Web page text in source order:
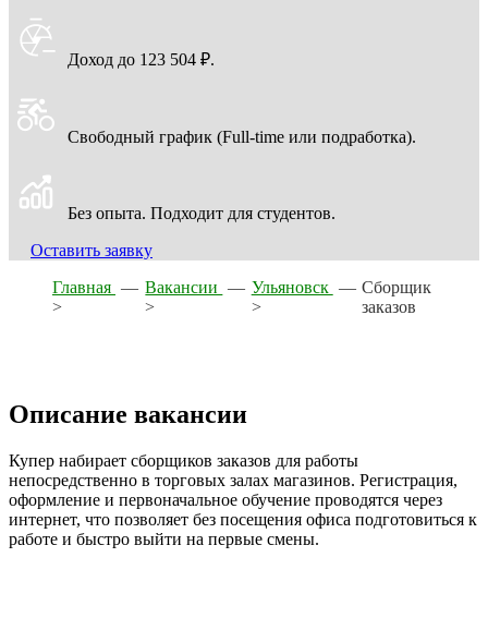
Доход до 123 504 ₽.
Свободный график (Full-time или подработка).
Без опыта. Подходит для студентов.
Оставить заявку
Главная —
>
Вакансии
—
>
Ульяновск —
>
Сборщик
заказов
Описание вакансии
Купер набирает сборщиков заказов для работы
непосредственно в торговых залах магазинов. Регистрация,
оформление и первоначальное обучение проводятся через
интернет, что позволяет без посещения офиса подготовиться к
работе и быстро выйти на первые смены.